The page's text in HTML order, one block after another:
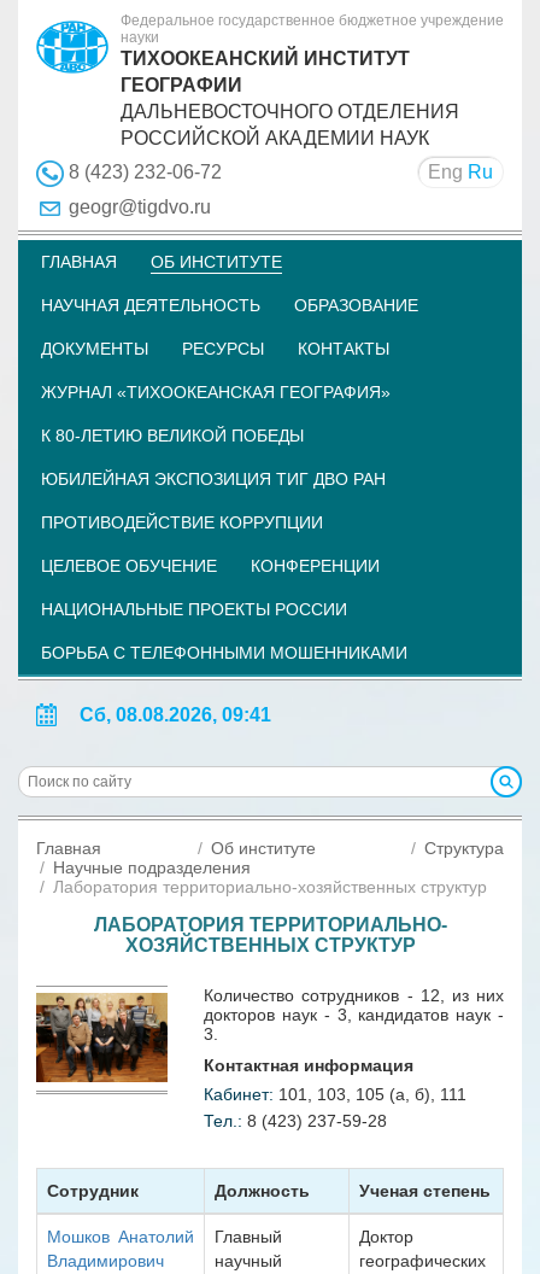
Федеральное государственное бюджетное учреждение
науки
ТИХООКЕАНСКИЙ ИНСТИТУТ
ГЕОГРАФИИ
ДАЛЬНЕВОСТОЧНОГО ОТДЕЛЕНИЯ
РОССИЙСКОЙ АКАДЕМИИ НАУК
8 (423) 232-06-72
Eng Ru
geogr@tigdvo.ru
ГЛАВНАЯ ОБ ИНСТИТУТЕ
НАУЧНАЯ ДЕЯТЕЛЬНОСТЬ ОБРАЗОВАНИЕ
ДОКУМЕНТЫ РЕСУРСЫ КОНТАКТЫ
ЖУРНАЛ «ТИХООКЕАНСКАЯ ГЕОГРАФИЯ»
К 80-ЛЕТИЮ ВЕЛИКОЙ ПОБЕДЫ
ЮБИЛЕЙНАЯ ЭКСПОЗИЦИЯ ТИГ ДВО РАН
ПРОТИВОДЕЙСТВИЕ КОРРУПЦИИ
ЦЕЛЕВОЕ ОБУЧЕНИЕ КОНФЕРЕНЦИИ
НАЦИОНАЛЬНЫЕ ПРОЕКТЫ РОССИИ
БОРЬБА С ТЕЛЕФОННЫМИ МОШЕННИКАМИ
Сб, 08.08.2026, 09:41
Главная Об институте
Структура
Научные подразделения
Лаборатория территориально-хозяйственных структур
ЛАБОРАТОРИЯ ТЕРРИТОРИАЛЬНО-
ХОЗЯЙСТВЕННЫХ СТРУКТУР
Количество сотрудников - 12, из них
докторов наук - 3, кандидатов наук -
3.
Контактная информация
Кабинет: 101, 103, 105 (a, б), 111
Тел.:8 (423) 237-59-28
Сотрудник Должность Ученая степень
Мошков Анатолий
Владимирович
Главный
научный
Доктор
географических